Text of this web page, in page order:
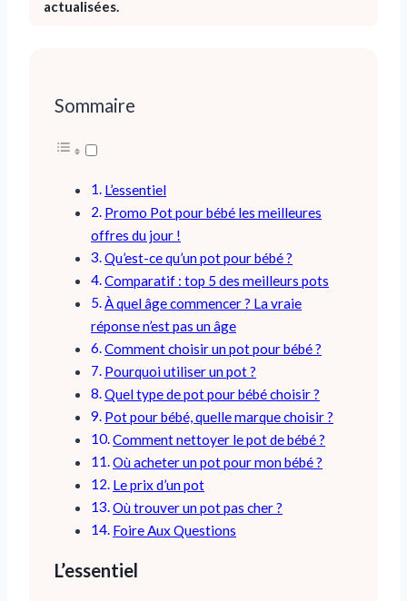
actualisées.
Sommaire
L’essentiel
Promo ​Pot pour bébé​ ​les meilleures
offres du jour !
Qu’est-ce qu’un pot pour bébé ?
Comparatif : top 5 des meilleurs pots
À quel âge commencer ? La vraie
réponse n’est pas un âge
Comment choisir un pot pour bébé ?
Pourquoi utiliser un pot ?
Quel type de pot pour bébé choisir ?
Pot pour bébé, quelle marque choisir ?
Comment nettoyer le pot de bébé ?
Où acheter un pot pour mon bébé ?
Le prix d’un pot
Où trouver un pot pas cher ?
Foire Aux Questions
L’essentiel